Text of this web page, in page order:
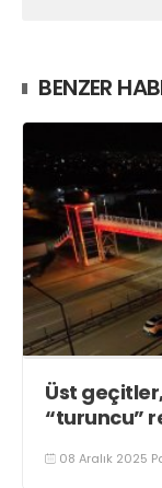
BENZER
Üst
“turuncu”
08 Aralık 2025